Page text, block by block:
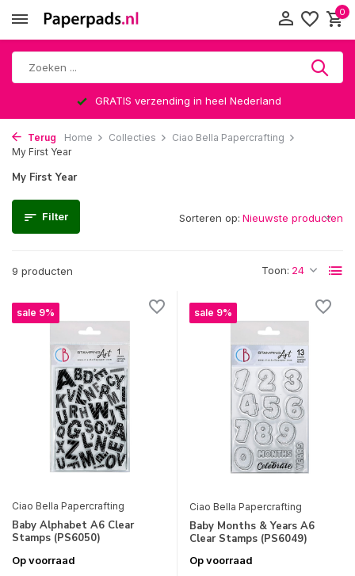
0
GRATIS verzending in heel Nederland
Terug Home Collecties
Ciao Bella Papercrafting
My First Year
My First Year
Filter
9 producten Toon:
Sorteren op:
sale 9%
Ciao Bella Papercrafting
Baby Alphabet A6 Clear
Stamps (PS6050)
Op voorraad
sale 9%
Ciao Bella Papercrafting
Baby Months & Years A6
Clear Stamps (PS6049)
Op voorraad